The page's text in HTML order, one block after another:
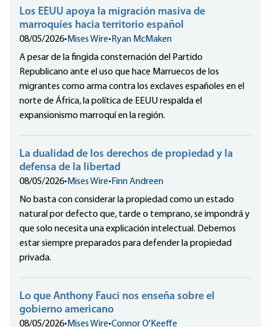
Los EEUU apoya la migración masiva de
marroquíes hacia territorio español
08/05/2026• Mises Wire• Ryan McMaken
A pesar de la fingida consternación del Partido
Republicano ante el uso que hace Marruecos de los
migrantes como arma contra los exclaves españoles en el
norte de África, la política de EEUU respalda el
expansionismo marroquí en la región.
La dualidad de los derechos de propiedad y la
defensa de la libertad
08/05/2026• Mises Wire• Finn Andreen
No basta con considerar la propiedad como un estado
natural por defecto que, tarde o temprano, se impondrá y
que solo necesita una explicación intelectual. Debemos
estar siempre preparados para defender la propiedad
privada.
Lo que Anthony Fauci nos enseña sobre el
gobierno americano
08/05/2026• Mises Wire•Connor O'Keeffe